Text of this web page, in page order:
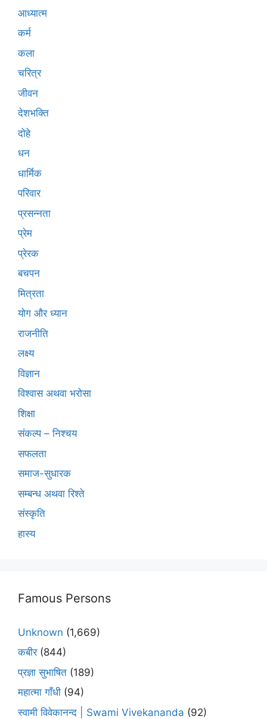
आध्यात्म
कर्म
कला
चरित्र
जीवन
देशभक्ति
दोहे
धन
धार्मिक
परिवार
प्रसन्नता
प्रेम
प्रेरक
बचपन
मित्रता
योग और ध्यान
राजनीति
लक्ष्य
विज्ञान
विश्वास अथवा भरोसा
शिक्षा
संकल्प – निश्चय
सफलता
समाज-सुधारक
सम्बन्ध अथवा रिश्ते
संस्कृति
हास्य
Famous Persons
Unknown (1,669)
कबीर(844)
प्रज्ञा सुभाषित (189)
महात्मा गाँधी (94)
स्वामी विवेकानन्द | Swami Vivekananda (92)